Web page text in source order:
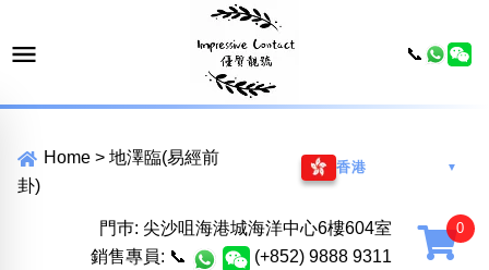
Home > 地澤臨(易經前
卦)
香港 ▼
門巿: 尖沙咀海港城海洋中心6樓604室
銷售專員: 📞 (+852) 9888 9311
📞